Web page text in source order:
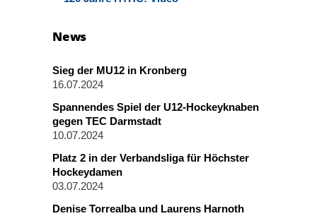
News
Sieg der MU12 in Kronberg
16.07.2024
Spannendes Spiel der U12-Hockeyknaben
gegen TEC Darmstadt
10.07.2024
Platz 2 in der Verbandsliga für Höchster
Hockeydamen
03.07.2024
Denise Torrealba und Laurens Harnoth